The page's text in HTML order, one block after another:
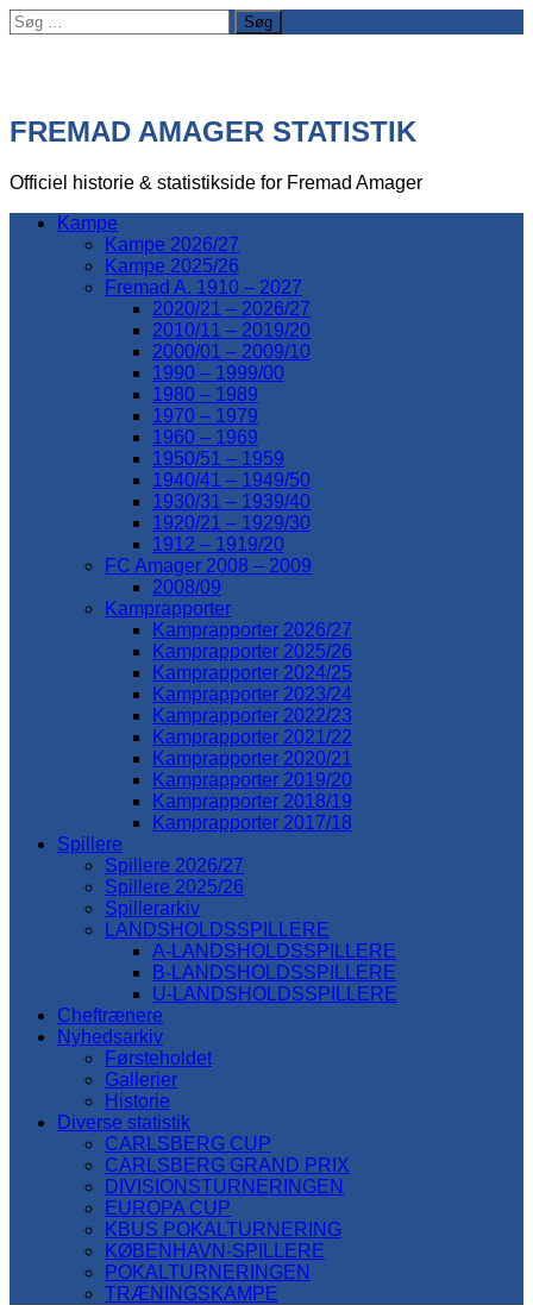
Søg
efter:
FREMAD AMAGER STATISTIK
Officiel historie & statistikside for Fremad Amager
Kampe
Kampe 2026/27
Kampe 2025/26
Fremad A. 1910 – 2027
2020/21 – 2026/27
2010/11 – 2019/20
2000/01 – 2009/10
1990 – 1999/00
1980 – 1989
1970 – 1979
1960 – 1969
1950/51 – 1959
1940/41 – 1949/50
1930/31 – 1939/40
1920/21 – 1929/30
1912 – 1919/20
FC Amager 2008 – 2009
2008/09
Kamprapporter
Kamprapporter 2026/27
Kamprapporter 2025/26
Kamprapporter 2024/25
Kamprapporter 2023/24
Kamprapporter 2022/23
Kamprapporter 2021/22
Kamprapporter 2020/21
Kamprapporter 2019/20
Kamprapporter 2018/19
Kamprapporter 2017/18
Spillere
Spillere 2026/27
Spillere 2025/26
Spillerarkiv
LANDSHOLDSSPILLERE
A-LANDSHOLDSSPILLERE
B-LANDSHOLDSSPILLERE
U-LANDSHOLDSSPILLERE
Cheftrænere
Nyhedsarkiv
Førsteholdet
Gallerier
Historie
Diverse statistik
CARLSBERG CUP
CARLSBERG GRAND PRIX
DIVISIONSTURNERINGEN
EUROPA CUP
KBUS POKALTURNERING
KØBENHAVN-SPILLERE
POKALTURNERINGEN
TRÆNINGSKAMPE